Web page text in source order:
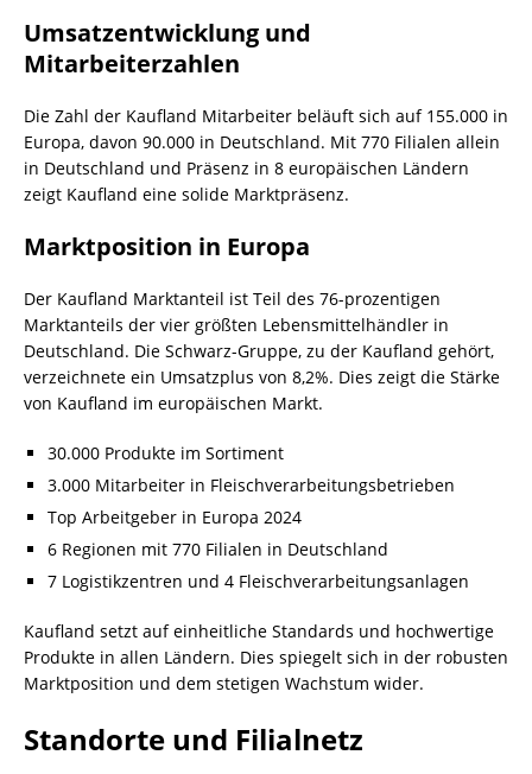
Umsatzentwicklung und
Mitarbeiterzahlen
Die Zahl der Kaufland Mitarbeiter beläuft sich auf 155.000 in
Europa, davon 90.000 in Deutschland. Mit 770 Filialen allein
in Deutschland und Präsenz in 8 europäischen Ländern
zeigt Kaufland eine solide Marktpräsenz.
Marktposition in Europa
Der Kaufland Marktanteil ist Teil des 76-prozentigen
Marktanteils der vier größten Lebensmittelhändler in
Deutschland. Die Schwarz-Gruppe, zu der Kaufland gehört,
verzeichnete ein Umsatzplus von 8,2%. Dies zeigt die Stärke
von Kaufland im europäischen Markt.
30.000 Produkte im Sortiment
3.000 Mitarbeiter in Fleischverarbeitungsbetrieben
Top Arbeitgeber in Europa 2024
6 Regionen mit 770 Filialen in Deutschland
7 Logistikzentren und 4 Fleischverarbeitungsanlagen
Kaufland setzt auf einheitliche Standards und hochwertige
Produkte in allen Ländern. Dies spiegelt sich in der robusten
Marktposition und dem stetigen Wachstum wider.
Standorte und Filialnetz